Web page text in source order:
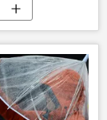
Бешбармак весом 1,5 тонны для Книги рекордов Гиннесса